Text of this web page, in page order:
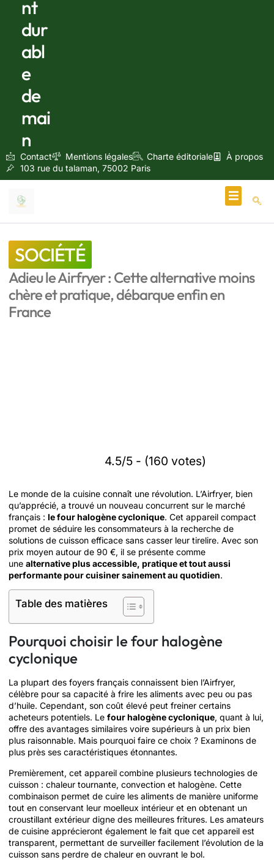
nt
dur
abl
e
de
mai
n
Contact Mentions légales Charte éditoriale
À propos
103 rue du talaman, 75002 Paris
SOCIÉTÉ
Adieu le Airfryer : Cette alternative moins
chère et pratique, débarque enfin en
France
4.5/5 - (160 votes)
Le monde de la cuisine connaît une révolution. L’Airfryer, bien
qu’apprécié, a trouvé un nouveau concurrent sur le marché
français : le four halogène cyclonique. Cet appareil compact
promet de séduire les consommateurs à la recherche de
solutions de cuisson efficace sans casser leur tirelire. Avec son
prix moyen autour de 90 €, il se présente comme
une alternative plus accessible, pratique et tout aussi
performante pour cuisiner sainement au quotidien.
Table des matières
Pourquoi choisir le four halogène
cyclonique
La plupart des foyers français connaissent bien l’Airfryer,
célèbre pour sa capacité à frire les aliments avec peu ou pas
d’huile. Cependant, son coût élevé peut freiner certains
acheteurs potentiels. Le four halogène cyclonique, quant à lui,
offre des avantages similaires voire supérieurs à un prix bien
plus raisonnable. Mais pourquoi faire ce choix ? Examinons de
plus près ses caractéristiques étonnantes.
Premièrement, cet appareil combine plusieurs technologies de
cuisson : chaleur tournante, convection et halogène. Cette
combinaison permet de cuire les aliments de manière uniforme
tout en conservant leur moelleux intérieur et en obtenant un
croustillant extérieur digne des meilleures fritures. Les amateurs
de cuisine apprécieront également le fait que cet appareil est
transparent, permettant de surveiller facilement l’évolution de la
cuisson sans perdre de chaleur en ouvrant le bol.